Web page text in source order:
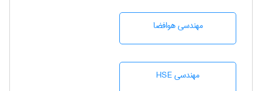
مهندسی هوافضا
مهندسی HSE